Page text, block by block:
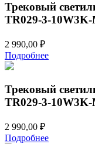
Трековый
TR029-3-
2 990,00 ₽
Подробнее
Трековый
TR029-3-
2 990,00 ₽
Подробнее